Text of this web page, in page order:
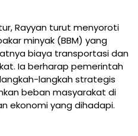
Rayyan turut menyoroti
minyak (BBM) yang
biaya transportasi dan
Ia berharap pemerintah
langkah strategis
beban masyarakat di
ekonomi yang dihadapi.